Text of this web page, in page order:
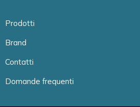
Prodotti
Brand
Contatti
Domande frequenti